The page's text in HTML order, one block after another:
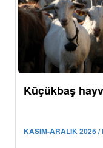
Küçükbaş
KASIM-ARALIK 2025 /